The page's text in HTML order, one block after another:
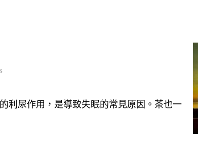
利尿作用，是導致失眠的常見原因。茶也一